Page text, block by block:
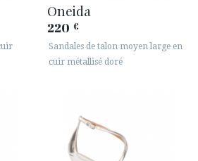
Oneida
220 €
Sandales de talon moyen large en
cuir métallisé doré